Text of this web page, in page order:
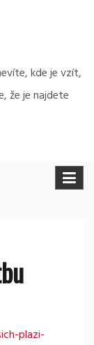
kde je vzít,
že je najdete
plazi-